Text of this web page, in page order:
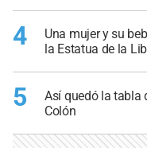
4
Una mujer y su
la Estatua de la
5
Así quedó la tabla
Colón